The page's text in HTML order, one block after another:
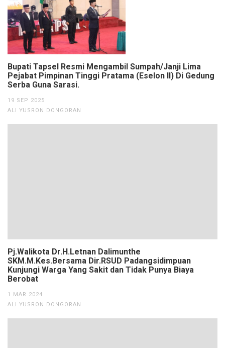
Bupati Tapsel Resmi Mengambil Sumpah/Janji Lima
Pejabat Pimpinan Tinggi Pratama (Eselon II) Di Gedung
Serba Guna Sarasi.
19 SEP 2025
ALI YUSRON DONGORAN
Pj.Walikota Dr.H.Letnan Dalimunthe
SKM.M.Kes.Bersama Dir.RSUD Padangsidimpuan
Kunjungi Warga Yang Sakit dan Tidak Punya Biaya
Berobat
1 MAR 2024
ALI YUSRON DONGORAN